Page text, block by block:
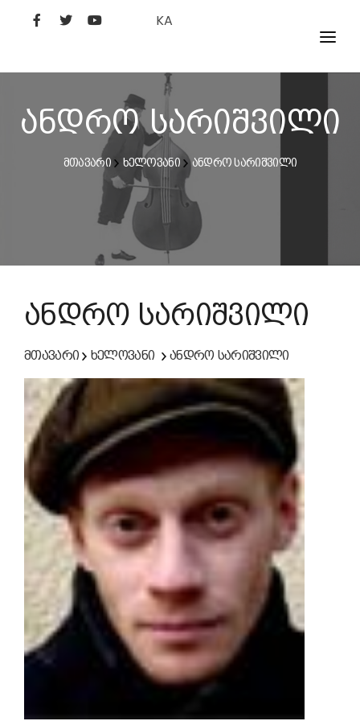
KA
ᲤᲘᲚᲛᲔᲑᲘ
ᲮᲔᲚᲝᲕᲐᲜᲘ
ᲙᲘᲜᲝᲡᲢᲣᲓᲘᲐ
ᲙᲘᲜᲝᲐᲙᲐᲓᲔᲛᲘᲐ
ანდრო სარიშვილი
მთავარი ხელოვანი ანდრო სარიშვილი
ანდრო სარიშვილი
მთავარი ხელოვანი ანდრო სარიშვილი